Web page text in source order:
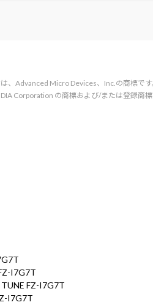
Advanced Micro Devices、Inc.の商標です
Corporation の商標および/または登録商
I7G7T
FZ-I7G7T
I7G7T